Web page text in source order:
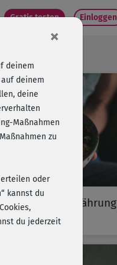
Gratis testen Einloggen
gesunde Ernährung
×
deinem
deinem
deine
Maßnahmen
zu
erteilen oder
kannst du
du jederzeit